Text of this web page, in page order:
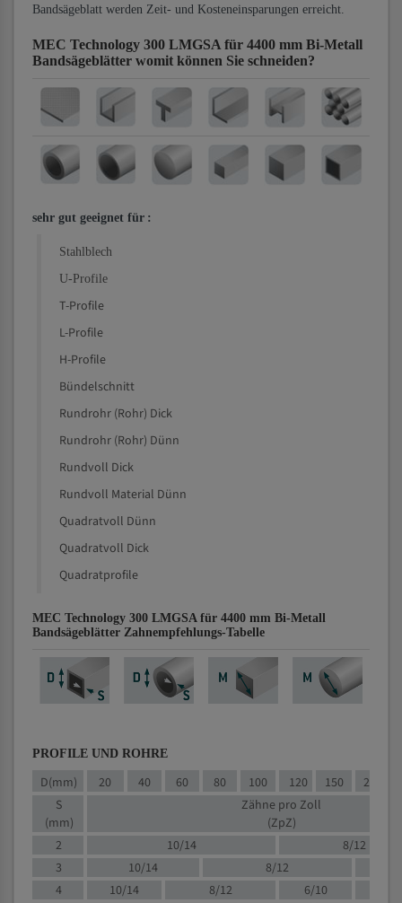
Bandsägeblatt werden Zeit- und Kosteneinsparungen erreicht.
MEC Technology 300 LMGSA für 4400 mm Bi-Metall
Bandsägeblätter womit können Sie schneiden?
sehr gut geeignet für :
Stahlblech
U-Profile
T-Profile
L-Profile
H-Profile
Bündelschnitt
Rundrohr (Rohr) Dick
Rundrohr (Rohr) Dünn
Rundvoll Dick
Rundvoll Material Dünn
Quadratvoll Dünn
Quadratvoll Dick
Quadratprofile
MEC Technology 300 LMGSA für 4400 mm Bi-Metall
Bandsägeblätter Zahnempfehlungs-Tabelle
PROFILE UND ROHRE
D(mm) 20 40 60 80 100 120 150 200
S
(mm)
Zähne pro Zoll
(ZpZ)
2
10/14
8/12
3
10/14 8/12
4
10/14 8/12 6/10